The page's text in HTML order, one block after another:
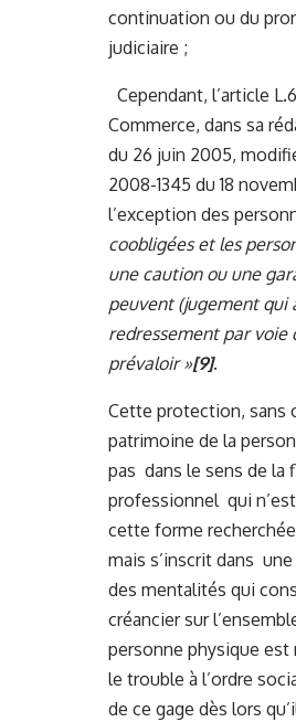
continuation ou du
judiciaire ;
Cependant, l’article
Commerce, dans sa
du 26 juin 2005,
2008-1345 du 18
l’exception des
coobligées et les
une caution ou une
peuvent (jugement qui
redressement par voie
prévaloir »[9].
Cette protection, sans
patrimoine de la
pas dans le sens de la
professionnel qui
cette forme
mais s’inscrit dans
des mentalités qui
créancier sur
personne physique
le trouble à l’ordre
de ce gage dès lors